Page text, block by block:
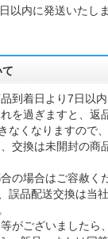
以内に発送いたしま
到着日より7日以
を過ぎますと、返
なくなりますので
交換は未開封の商
の場合はご容赦く
誤品配送交換は当
がございましたら